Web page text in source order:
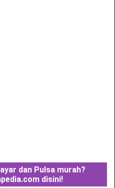
dan Pulsa murah?
disini!